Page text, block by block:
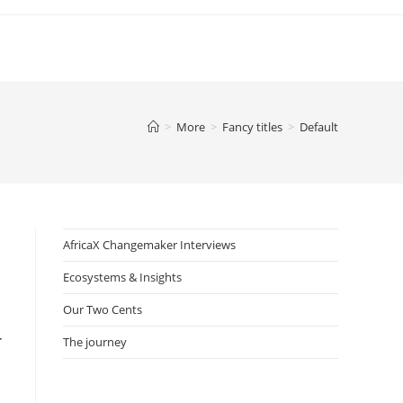
> More > Fancy titles > Default
AfricaX Changemaker Interviews
Ecosystems & Insights
Our Two Cents
The journey